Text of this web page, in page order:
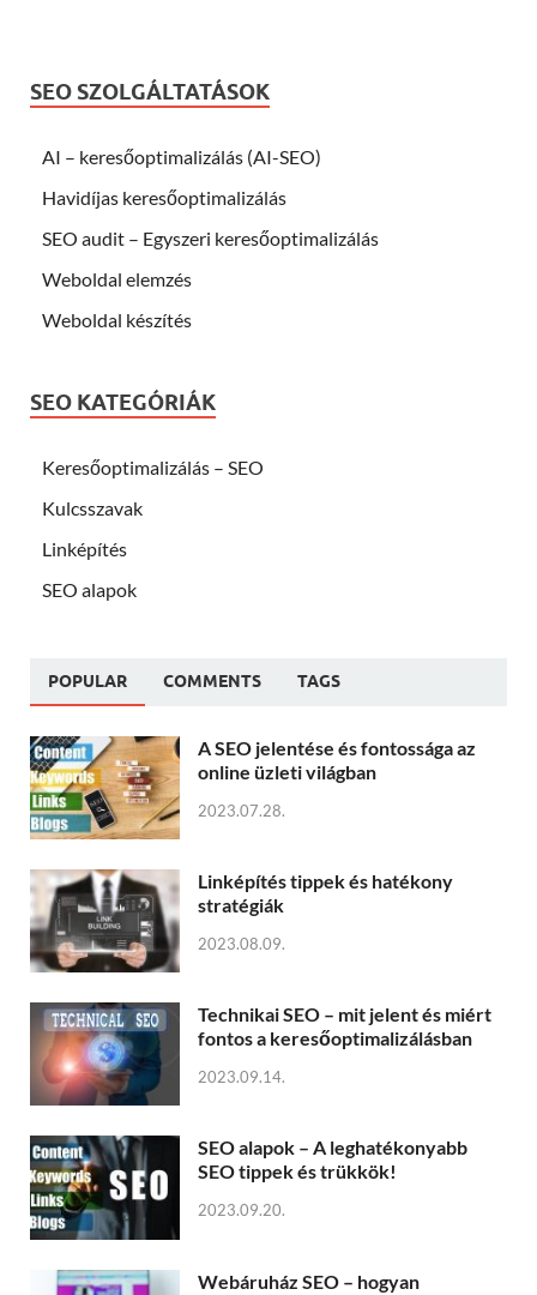
SEO SZOLGÁLTATÁSOK
AI – keresőoptimalizálás (AI-SEO)
Havidíjas keresőoptimalizálás
SEO audit – Egyszeri keresőoptimalizálás
Weboldal elemzés
Weboldal készítés
SEO KATEGÓRIÁK
Keresőoptimalizálás – SEO
Kulcsszavak
Linképítés
SEO alapok
POPULAR COMMENTS TAGS
A SEO jelentése és fontossága az
online üzleti világban
2023.07.28.
Linképítés tippek és hatékony
stratégiák
2023.08.09.
Technikai SEO – mit jelent és miért
fontos a keresőoptimalizálásban
2023.09.14.
SEO alapok – A leghatékonyabb
SEO tippek és trükkök!
2023.09.20.
Webáruház SEO – hogyan